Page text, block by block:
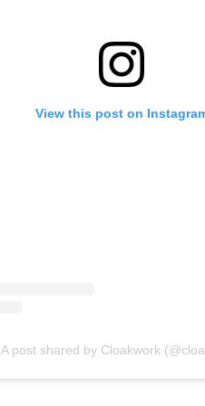
View this post on
A post shared by Cloakwork